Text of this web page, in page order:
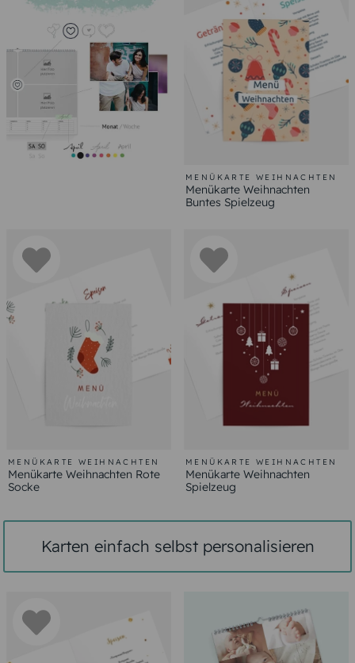
MENÜKARTE WEIHNACHTEN
Menükarte Weihnachten
Buntes Spielzeug
MENÜKARTE WEIHNACHTEN
Menükarte Weihnachten Rote
Socke
MENÜKARTE WEIHNACHTEN
Menükarte Weihnachten
Spielzeug
Karten einfach selbst personalisieren